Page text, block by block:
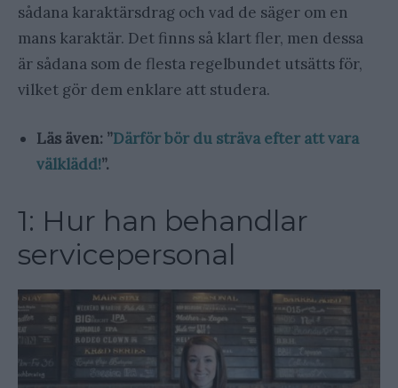
sådana karaktärsdrag och vad de säger om en
mans karaktär. Det finns så klart fler, men dessa
är sådana som de flesta regelbundet utsätts för,
vilket gör dem enklare att studera.
Läs även: ”Därför bör du sträva efter att vara
välklädd!”.
1: Hur han behandlar
servicepersonal